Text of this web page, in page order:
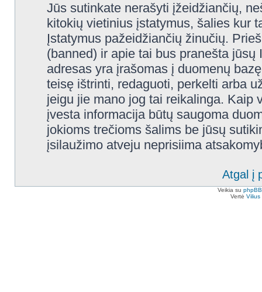
Jūs sutinkate nerašyti įžeidžiančių,
kitokių vietinius įstatymus, šalies kur
Įstatymus pažeidžiančių žinučių.
(banned) ir apie tai bus pranešta
adresas yra įrašomas į duomenų
teisę ištrinti, redaguoti, perkelti arba
jeigu jie mano jog tai reikalinga. Kaip
įvesta informacija būtų saugoma
jokioms trečioms šalims be jūsų
įsilaužimo atveju neprisiima
Atgal į
Veikia su phpBB
Vertė Vilius